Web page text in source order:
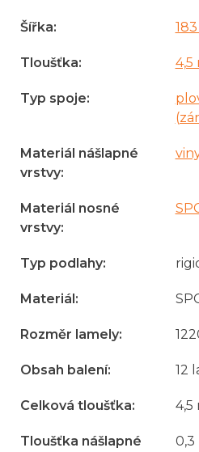
Šířka:
Tloušťka: 4,5
Typ spoje:
Materiál nášlapné
vrstvy:
Materiál nosné
vrstvy:
Typ podlahy:
Materiál:
Rozměr lamely:
Obsah balení: 12
Celková tloušťka: 4,5
Tloušťka nášlapné
0,3